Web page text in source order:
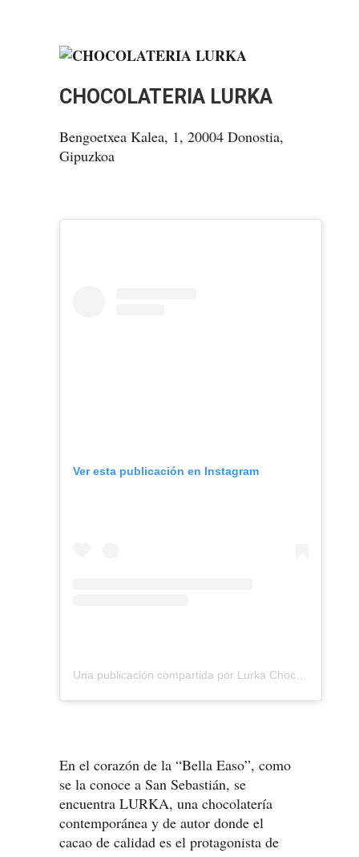
CHOCOLATERIA LURKA
Bengoetxea Kalea, 1, 20004 Donostia,
Gipuzkoa
Ver esta publicación en Instagram
En el corazón de la “Bella Easo”, como
se la conoce a San Sebastián, se
encuentra LURKA, una chocolatería
contemporánea y de autor donde el
cacao de calidad es el protagonista de